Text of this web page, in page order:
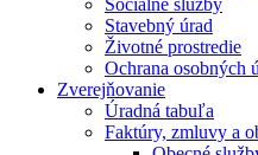
Sociálne služby
Stavebný úrad
Životné prostredie
Ochrana osobných
Zverejňovanie
Úradná tabuľa
Faktúry, zmluvy a